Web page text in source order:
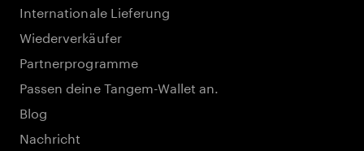
Internationale Lieferung
Wiederverkäufer
Partnerprogramme
Passen deine Tangem-Wallet an.
Blog
Nachricht